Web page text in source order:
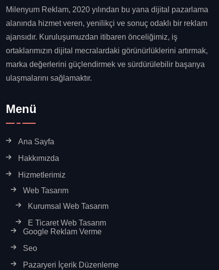
Milenyum Reklam, 2020 yılından bu yana dijital pazarlama
alanında hizmet veren, yenilikçi ve sonuç odaklı bir reklam
ajansıdır. Kuruluşumuzdan itibaren önceliğimiz, iş
ortaklarımızın dijital mecralardaki görünürlüklerini artırmak,
marka değerlerini güçlendirmek ve sürdürülebilir başarıya
ulaşmalarını sağlamaktır.
Menü
Ana Sayfa
Hakkımızda
Hizmetlerimiz
Web Tasarım
Kurumsal Web Tasarım
E Ticaret Web Tasarım
Google Reklam Verme
Seo
Pazaryeri İçerik Düzenleme